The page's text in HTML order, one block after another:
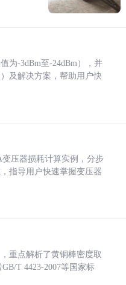
为-3dBm至-24dBm），并
及解决方案，帮助用户快
变压器损耗计算实例，分步
指导用户快速掌握变压器
重点解析了黄铜棒密度取
T 4423-2007等国家标